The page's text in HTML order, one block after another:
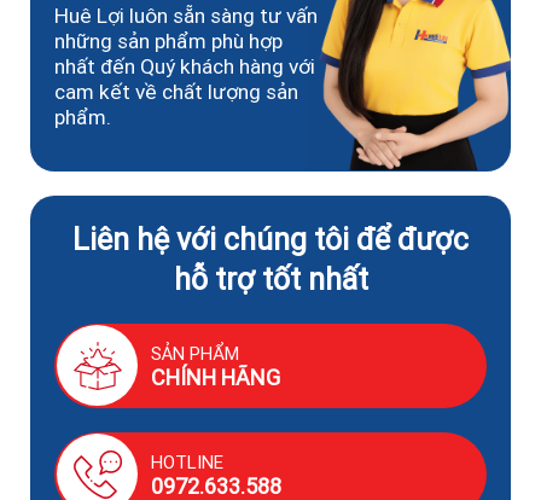
Huê Lợi luôn sẵn sàng tư vấn
những sản phẩm phù hợp
nhất đến Quý khách hàng với
cam kết về chất lượng sản
phẩm.
Liên hệ với chúng tôi để được
hỗ trợ tốt nhất
SẢN PHẨM
CHÍNH HÃNG
HOTLINE
0972.633.588